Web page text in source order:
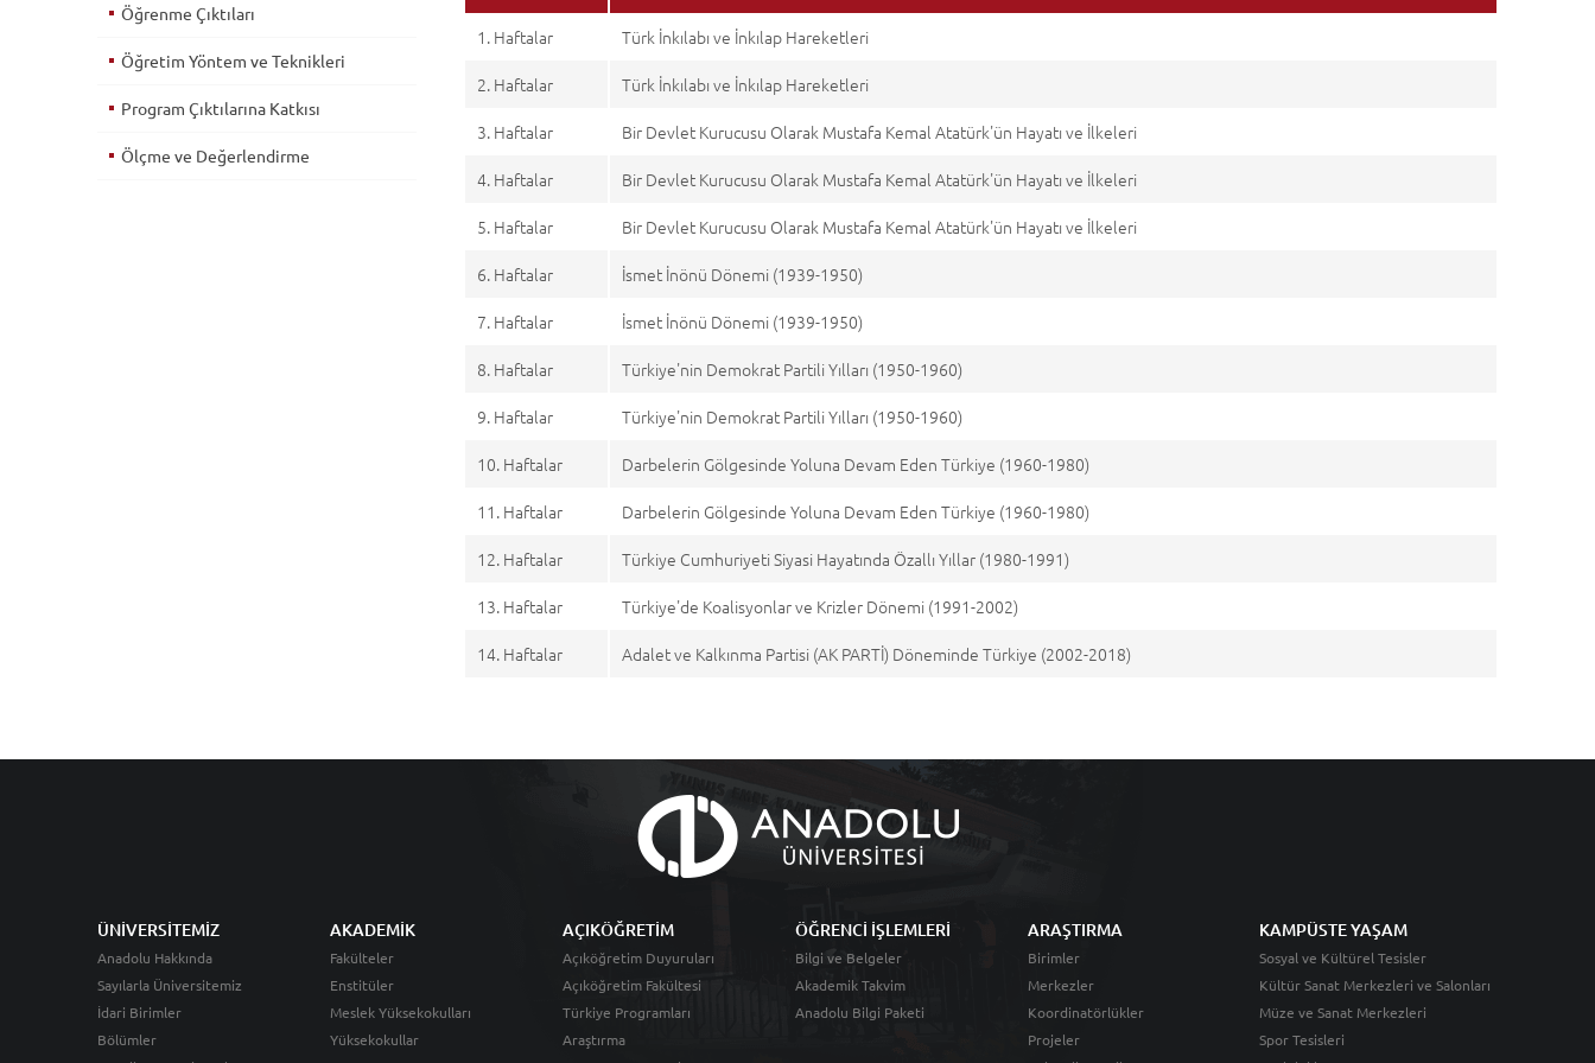
1. Haftalar
Türk İnkılabı ve İnkılap Hareketleri
2. Haftalar
Türk İnkılabı ve İnkılap Hareketleri
3. Haftalar
Bir Devlet Kurucusu Olarak Mustafa Kemal Atatürk'ün Hayatı ve İlkeleri
4. Haftalar
Bir Devlet Kurucusu Olarak Mustafa Kemal Atatürk'ün Hayatı ve İlkeleri
5. Haftalar
Bir Devlet Kurucusu Olarak Mustafa Kemal Atatürk'ün Hayatı ve İlkeleri
6. Haftalar
İsmet İnönü Dönemi (1939-1950)
7. Haftalar
İsmet İnönü Dönemi (1939-1950)
8. Haftalar
Türkiye'nin Demokrat Partili Yılları (1950-1960)
9. Haftalar
Türkiye'nin Demokrat Partili Yılları (1950-1960)
10. Haftalar
Darbelerin Gölgesinde Yoluna Devam Eden Türkiye (1960-1980)
11. Haftalar
Darbelerin Gölgesinde Yoluna Devam Eden Türkiye (1960-1980)
12. Haftalar
Türkiye Cumhuriyeti Siyasi Hayatında Özallı Yıllar (1980-1991)
13. Haftalar
Türkiye'de Koalisyonlar ve Krizler Dönemi (1991-2002)
14. Haftalar
Adalet ve Kalkınma Partisi (AK PARTİ) Döneminde Türkiye (2002-2018)
Öğrenme Çıktıları
Öğretim Yöntem ve Teknikleri
Program Çıktılarına Katkısı
Ölçme ve Değerlendirme
ÜNİVERSİTEMİZ
Anadolu Hakkında
Sayılarla Üniversitemiz
İdari Birimler
Bölümler
AKADEMİK
Fakülteler
Enstitüler
Meslek Yüksekokulları
Yüksekokullar
AÇIKÖĞRETİM
Açıköğretim Duyuruları
Açıköğretim Fakültesi
Türkiye Programları
Araştırma
ÖĞRENCİ İŞLEMLERİ
Bilgi ve Belgeler
Akademik Takvim
Anadolu Bilgi Paketi
ARAŞTIRMA
Birimler
Merkezler
Koordinatörlükler
Projeler
KAMPÜSTE YAŞAM
Sosyal ve Kültürel Tesisler
Kültür Sanat Merkezleri ve Salonları
Müze ve Sanat Merkezleri
Spor Tesisleri